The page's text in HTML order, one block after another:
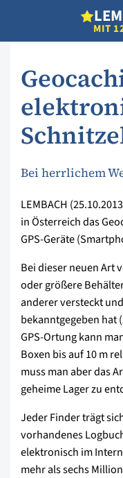
L
MIT
Bei herrlichem
LEMBACH
in Österreich das
GPS-Geräte
Bei dieser neuen Art
oder größere
anderer versteckt
bekanntgegeben hat
GPS-Ortung kann
Boxen bis auf 10 m
muss man aber das
geheime Lager zu
Jeder Finder trägt
vorhandenes
elektronisch im
mehr als sechs